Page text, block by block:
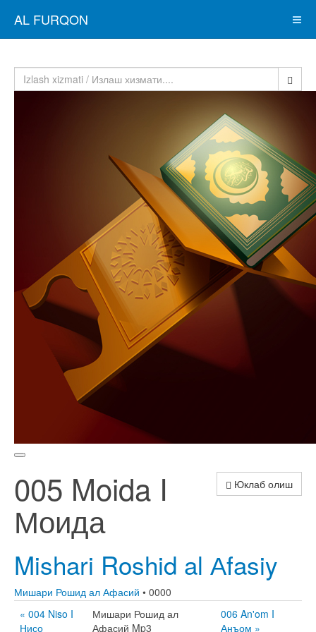
AL FURQON
Юклаб олиш
005 Moida I
Моида
Mishari Roshid al Аfasiy
Мишари Рошид ал Афасий • 0000
« 004 Niso I
Нисо
Мишари Рошид ал
Афасий Mp3
006 An'om I
Анъом »